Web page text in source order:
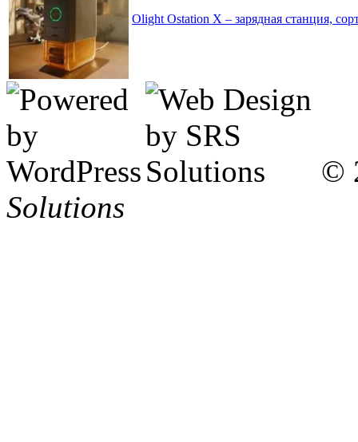
Olight Ostation X – зарядная станция,
©
Solutions